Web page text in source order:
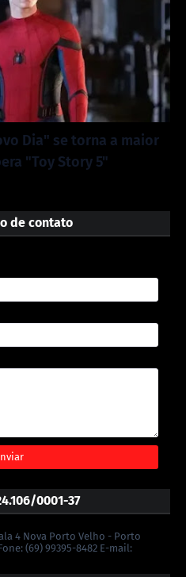
Dia" se torna a maior
"Toy Story 5"
de contato
0001-37
4 Nova Porto Velho - Porto
(69) 99395-8482 E-mail: